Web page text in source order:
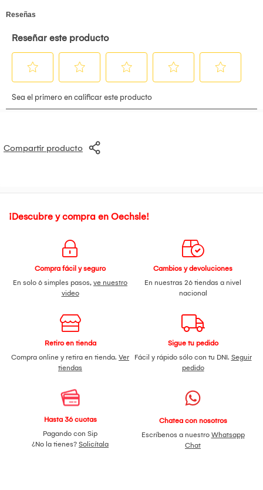
Ancho: 136cm
Compartir producto
¡Descubre y compra en Oechsle!
Compra fácil y seguro
En solo 6 simples pasos, ve nuestro
video
Cambios y devoluciones
En nuestras 26 tiendas a nivel
nacional
Retiro en tienda
Compra online y retira en tienda. Ver
tiendas
Sigue tu pedido
Fácil y rápido sólo con tu DNI. Seguir
pedido
Hasta 36 cuotas
Pagando con Sip
¿No la tienes? Solicítala
Chatea con nosotros
Escríbenos a nuestro Whatsapp
Chat